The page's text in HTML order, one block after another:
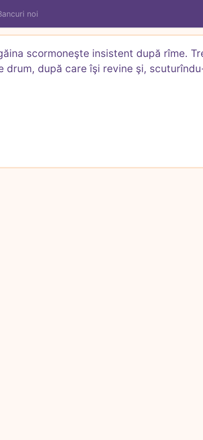
noi
scormoneşte insistent după rîme.
drum, după care îşi revine şi,